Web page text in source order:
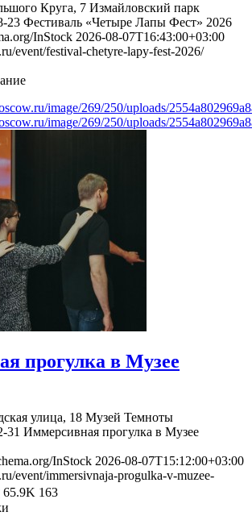
Круга, 7 Измайловский парк
23 Фестиваль «Четыре Лапы Фест» 2026
InStock 2026-08-07T16:43:00+03:00
event/festival-chetyre-lapy-fest-2026/
image/269/250/uploads/
image/269/250/uploads/
прогулка в Музее
улица, 18 Музей Темноты
31 Иммерсивная прогулка в Музее
InStock 2026-08-07T15:12:00+03:00
event/immersivnaja-progulka-v-muzee-
65.9K 163